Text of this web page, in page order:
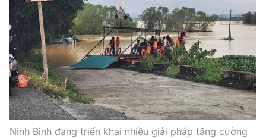
Ninh Bình đang triển khai nhiều giải pháp tăng cường